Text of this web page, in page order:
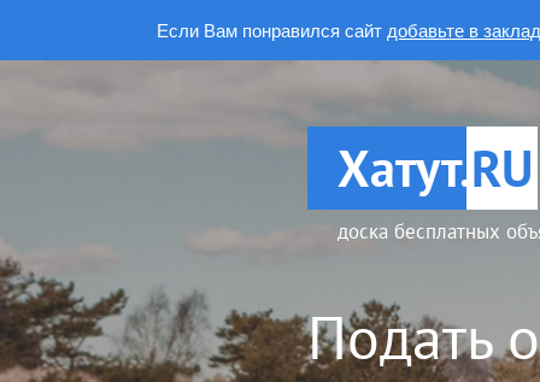
Если Вам понравился сайт добавьте в
Хатут.RU
доска бесплатных
Подать